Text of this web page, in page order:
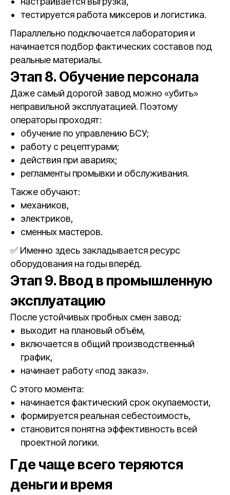
тестируется работа миксеров и логистика.
Параллельно подключается лаборатория и
начинается подбор фактических составов под
реальные материалы.
Этап 8. Обучение персонала
Даже самый дорогой завод можно «убить»
неправильной эксплуатацией. Поэтому
операторы проходят:
обучение по управлению БСУ;
работу с рецептурами;
действия при авариях;
регламенты промывки и обслуживания.
Также обучают:
механиков,
электриков,
сменных мастеров.
✅ Именно здесь закладывается ресурс
оборудования на годы вперёд.
Этап 9. Ввод в промышленную
эксплуатацию
После устойчивых пробных смен завод:
выходит на плановый объём,
включается в общий производственный
график,
начинает работу «под заказ».
С этого момента:
начинается фактический срок окупаемости,
формируется реальная себестоимость,
становится понятна эффективность всей
проектной логики.
Где чаще всего теряются
деньги и время